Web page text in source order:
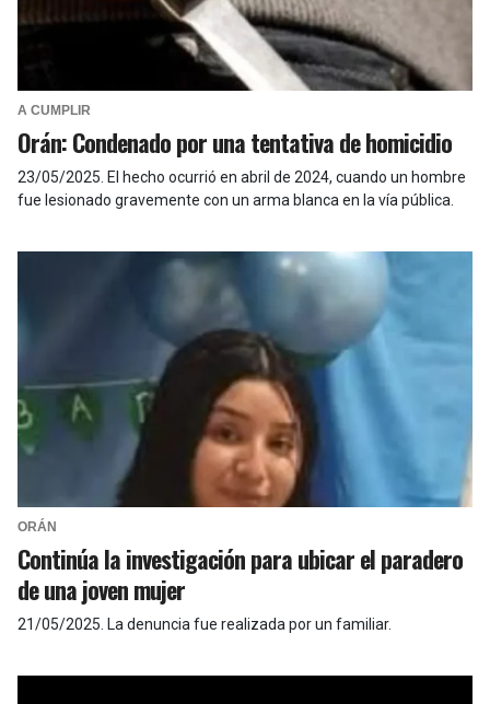
A CUMPLIR
Orán: Condenado por una tentativa de homicidio
23/05/2025 El hecho ocurrió en abril de 2024, cuando un hombre
fue lesionado gravemente con un arma blanca en la vía pública.
ORÁN
Continúa la investigación para ubicar el paradero
de una joven mujer
21/05/2025 La denuncia fue realizada por un familiar.